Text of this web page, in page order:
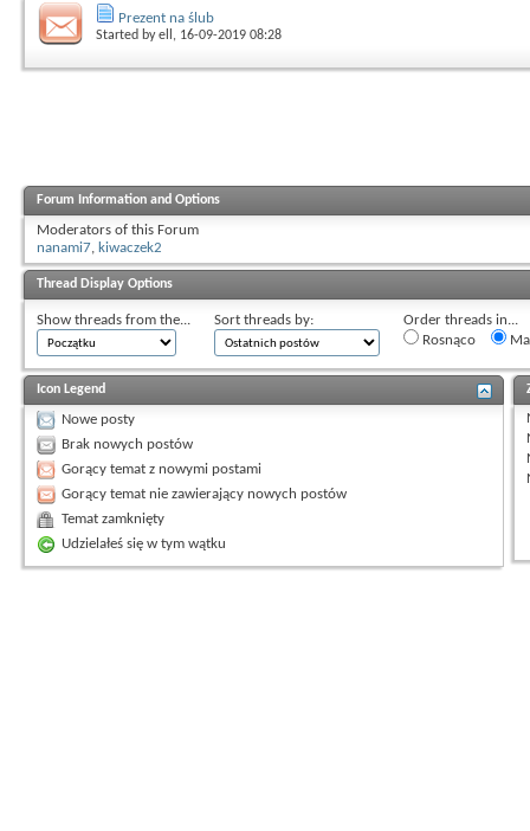
Prezent na ślub
Started byell , 16-09-2019 08:28
Forum Information and Options
Moderators of this Forum
nanami7, kiwaczek2
Thread Display Options
Show threads from the... Sort threads by:
Order threads in...
Rosnąco
Icon Legend
Nowe posty
Brak nowych postów
Gorący temat z nowymi postami
Gorący temat nie zawierający nowych postów
Temat zamknięty
Udzielałeś się w tym wątku